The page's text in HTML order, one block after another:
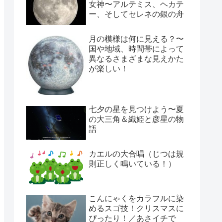
女神〜アルテミス、ヘカテ
ー、そしてセレネの銀の舟
月の模様は何に見える？〜
国や地域、時間帯によって
異なるさまざまな見えかた
が楽しい！
七夕の星を見つけよう〜夏
の大三角＆織姫と彦星の物
語
カエルの大合唱（じつは規
則正しく鳴いている！）
こんにゃくをカラフルに染
めるスゴ技！クリスマスに
ぴったり！／あさイチで